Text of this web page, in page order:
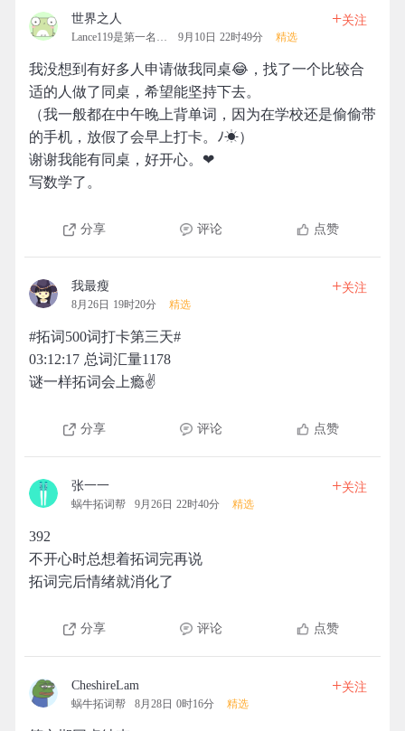
世界之人
Lance119是第一名的拓团 9月10日 22时49分 精选
+关注
我没想到有好多人申请做我同桌😂，找了一个比较合
适的人做了同桌，希望能坚持下去。
（我一般都在中午晚上背单词，因为在学校还是偷偷带
的手机，放假了会早上打卡。ﾉ☀）
谢谢我能有同桌，好开心。❤
写数学了。
分享 评论 点赞
我最瘦
8月26日 19时20分 精选
+关注
#拓词500词打卡第三天#
03:12:17 总词汇量1178
谜一样拓词会上瘾✌️
分享 评论 点赞
张一一
蜗牛拓词帮 9月26日 22时40分 精选
+关注
392
不开心时总想着拓词完再说
拓词完后情绪就消化了
分享 评论 点赞
CheshireLam
蜗牛拓词帮 8月28日 0时16分 精选
+关注